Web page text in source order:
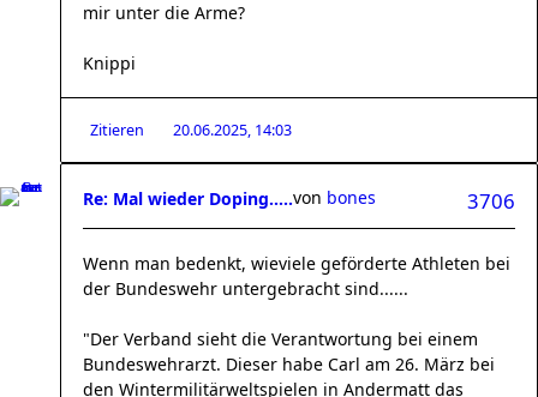
mir unter die Arme?
Knippi
Zitieren 20.06.2025, 14:03
Re: Mal wieder Doping..... 3706
von bones
Wenn man bedenkt, wieviele geförderte Athleten bei
der Bundeswehr untergebracht sind......
"Der Verband sieht die Verantwortung bei einem
Bundeswehrarzt. Dieser habe Carl am 26. März bei
den Wintermilitärweltspielen in Andermatt das